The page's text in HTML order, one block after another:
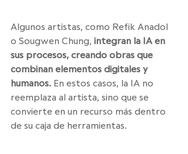
Algunos artistas, como Refik Anadol
o Sougwen Chung, integran la IA en
sus procesos, creando obras que
combinan elementos digitales y
humanos. En estos casos, la IA no
reemplaza al artista, sino que se
convierte en un recurso más dentro
de su caja de herramientas.